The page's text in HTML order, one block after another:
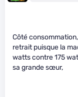
Côté
retrait puisque la
watts contre 175
sa grande sœur,